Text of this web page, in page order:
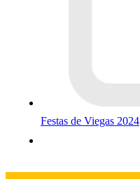
Festas de Viegas 2024